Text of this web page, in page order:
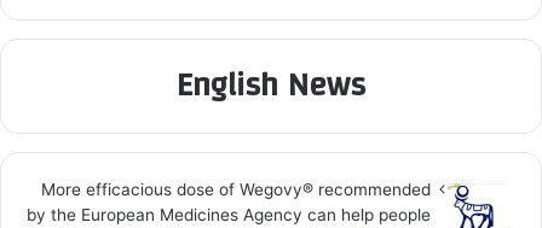
English News
More efficacious dose of Wegovy®️ recommended
by the European Medicines Agency can help people